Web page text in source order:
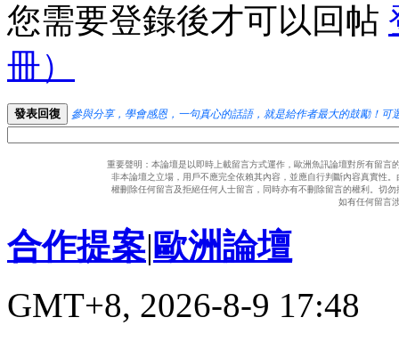
您需要登錄後才可以回帖
冊）
發表回復 參與分享，學會感恩，一句真心的話語，就是給作者最大的鼓勵！可
重要聲明：本論壇是以即時上載留言方式運作，歐洲魚訊論壇對所有留
非本論壇之立場，用戶不應完全依賴其內容，並應自行判斷內容真實性
權刪除任何留言及拒絕任何人士留言，同時亦有不刪除留言的權利。切
如有任何留言
合作提案|歐洲論壇
GMT+8, 2026-8-9 17:48